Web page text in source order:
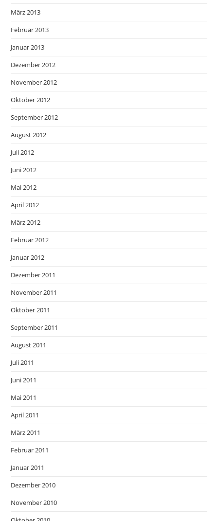
März 2013
Februar 2013
Januar 2013
Dezember 2012
November 2012
Oktober 2012
September 2012
August 2012
Juli 2012
Juni 2012
Mai 2012
April 2012
März 2012
Februar 2012
Januar 2012
Dezember 2011
November 2011
Oktober 2011
September 2011
August 2011
Juli 2011
Juni 2011
Mai 2011
April 2011
März 2011
Februar 2011
Januar 2011
Dezember 2010
November 2010